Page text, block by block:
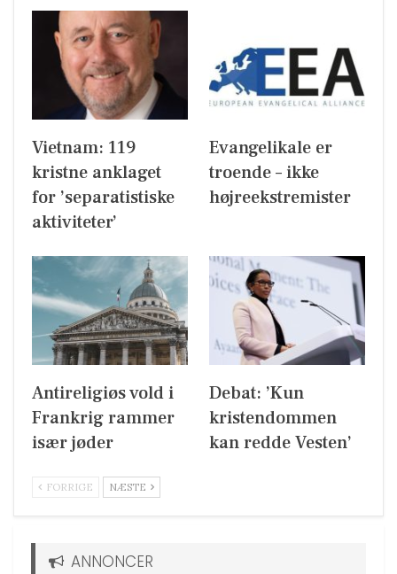
Vietnam: 119
kristne anklaget
for ’separatistiske
aktiviteter’
Evangelikale er
troende – ikke
højreekstremister
Antireligiøs vold i
Frankrig rammer
især jøder
Debat: ’Kun
kristendommen
kan redde Vesten’
FORRIGE NÆSTE
ANNONCER